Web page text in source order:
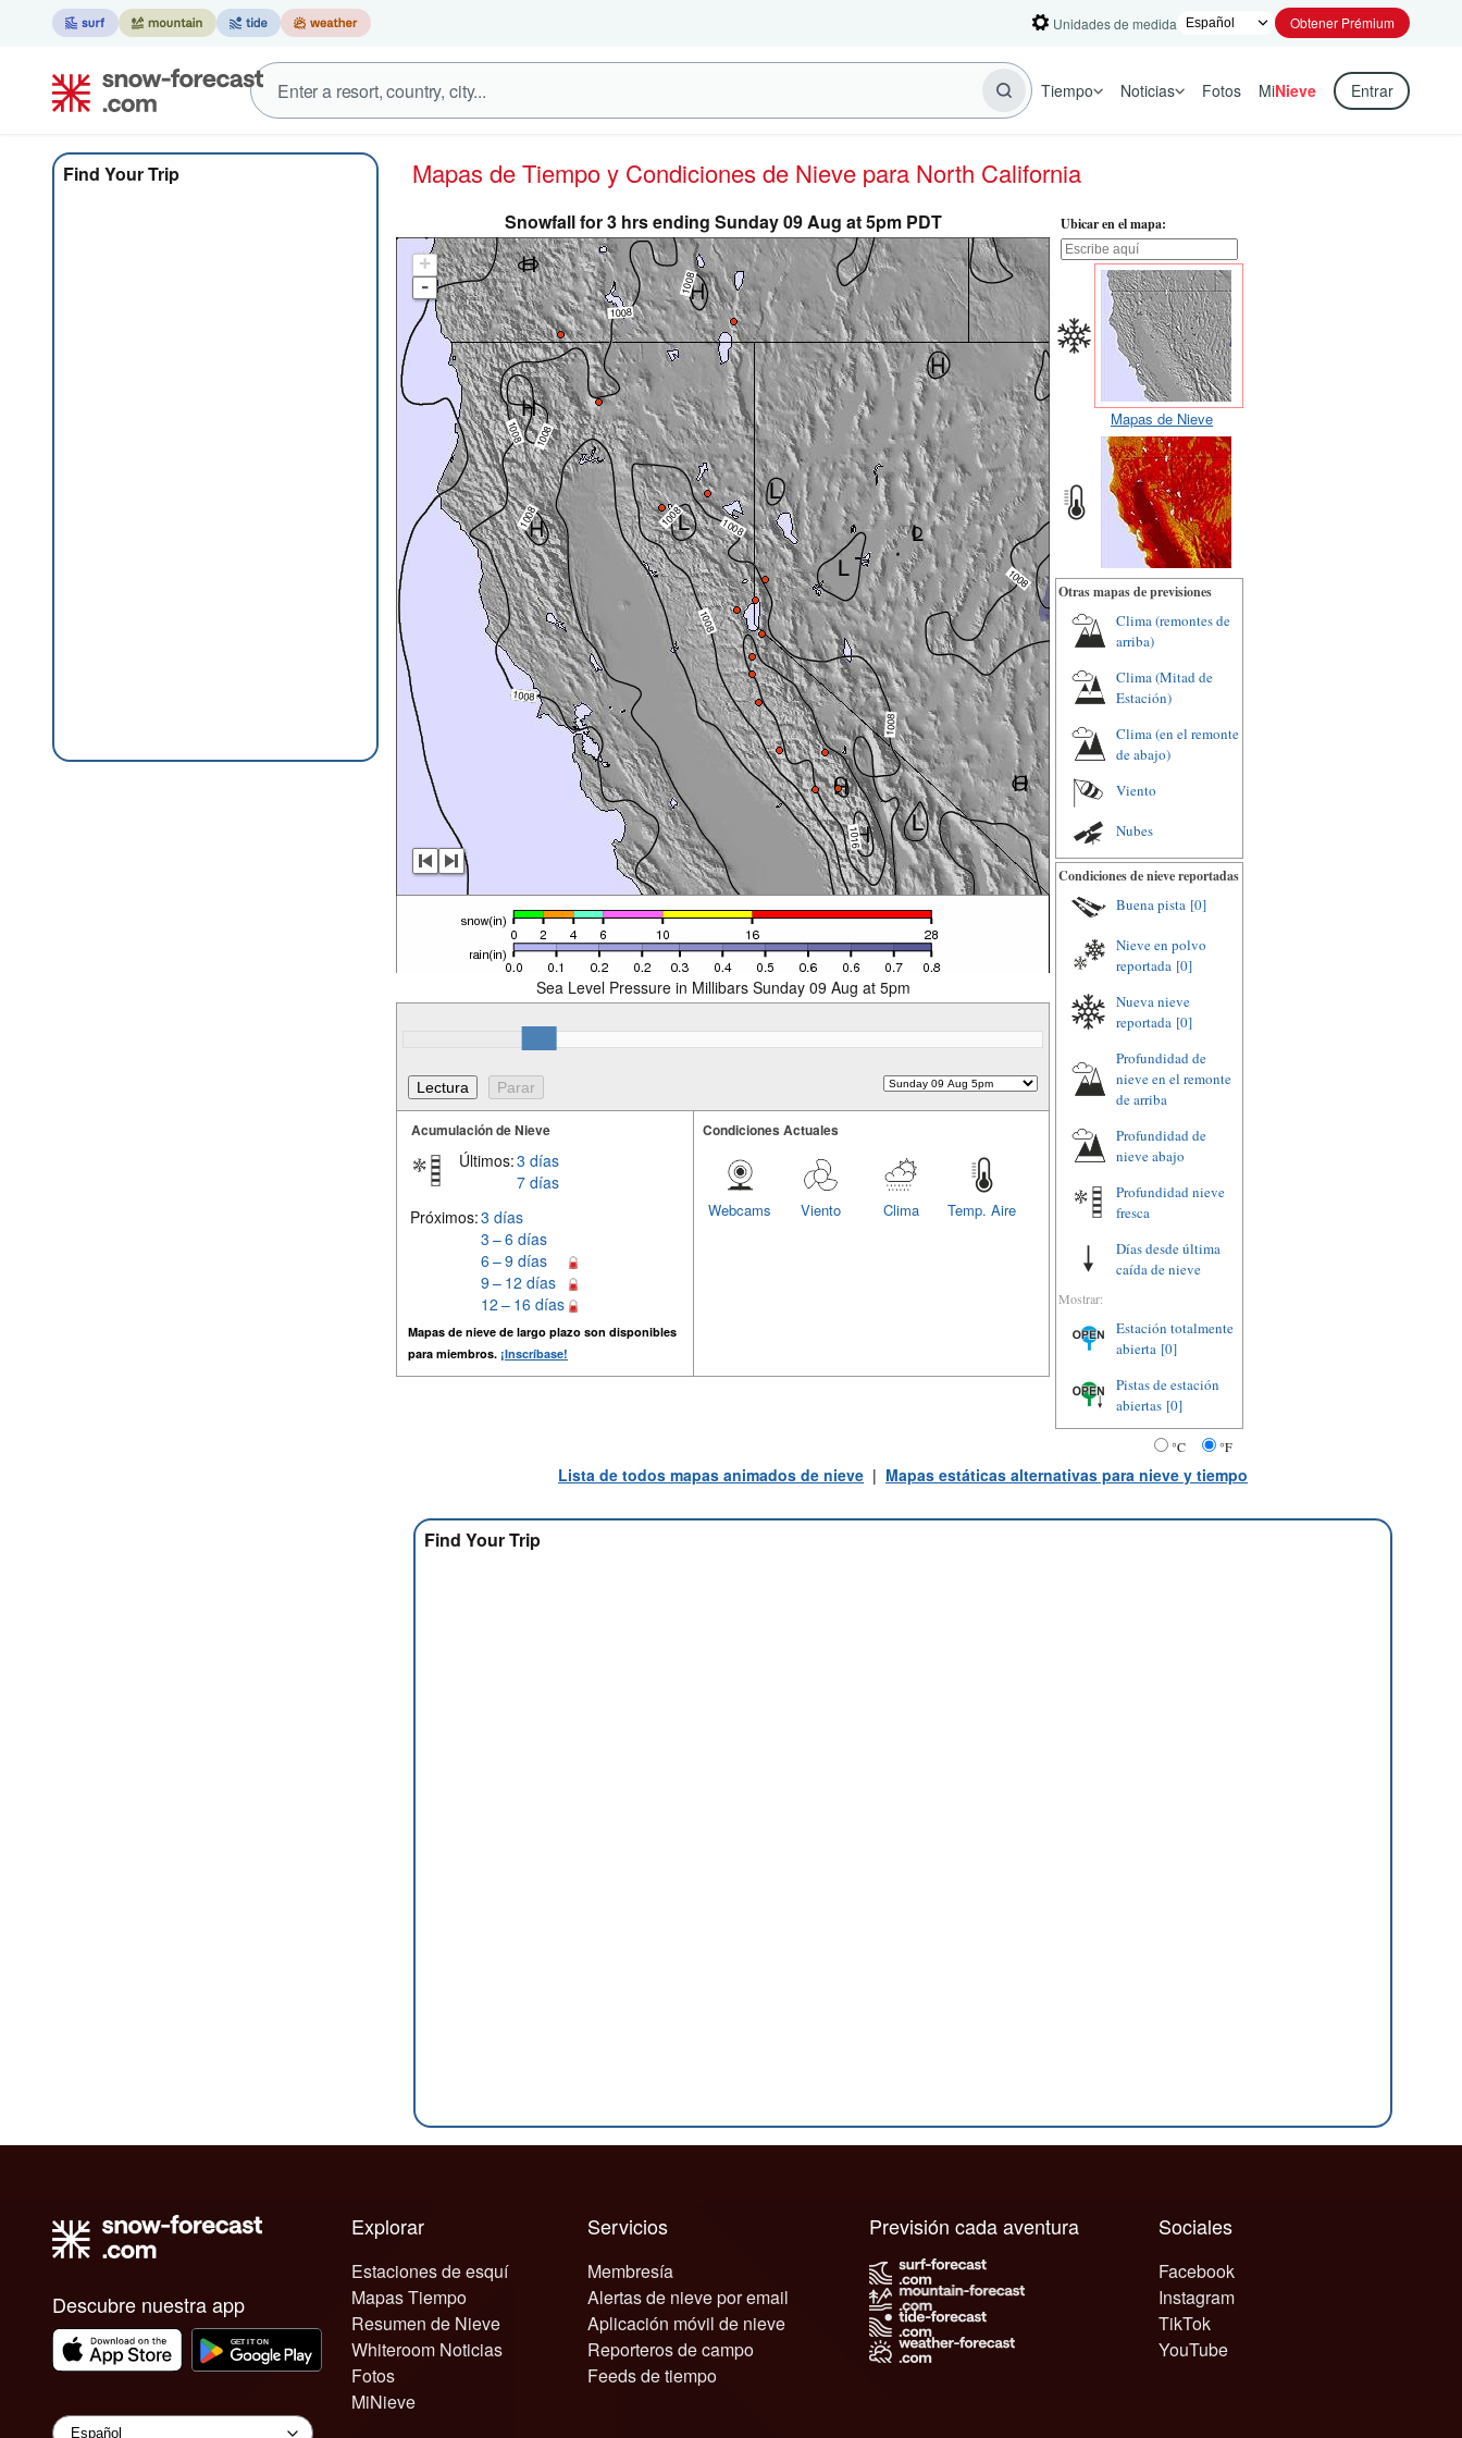
Unidades de medida Obtener Prémium
Tiempo Noticias Fotos MiNieve Entrar
Find Your Trip Mapas de Tiempo y Condiciones de Nieve para North California
Snowfall for 3 hrs ending Sunday 09 Aug at 5pm PDT
+
-
Sea Level Pressure in Millibars Sunday 09 Aug at 5pm
Acumulación de Nieve
Últimos:3 días
7 días
Próximos:3 días
3 – 6 días
6 – 9 días
9 – 12 días
12 – 16 días
Mapas de nieve de largo plazo son disponibles
para miembros. ¡Inscríbase!
Condiciones Actuales
Temp. Aire
Clima
Viento
Webcams
Ubicar en el mapa:
Mapas de Nieve
Otras mapas de previsiones
Clima (remontes de
arriba)
Clima (Mitad de
Estación)
Clima (en el remonte
de abajo)
Viento
Nubes
Condiciones de nieve reportadas
Buena pista [0]
Nieve en polvo
reportada [0]
Nueva nieve
reportada [0]
Profundidad de
nieve en el remonte
de arriba
Profundidad de
nieve abajo
Profundidad nieve
fresca
Días desde última
caída de nieve
Mostrar:
Estación totalmente
abierta [0]
Pistas de estación
abiertas [0]
°C °F
Lista de todos mapas animados de nieve | Mapas estáticas alternativas para nieve y tiempo
Find Your Trip
Descubre nuestra app
Explorar
Estaciones de esquí
Mapas Tiempo
Resumen de Nieve
Whiteroom Noticias
Fotos
MiNieve
Servicios
Membresía
Alertas de nieve por email
Aplicación móvil de nieve
Reporteros de campo
Feeds de tiempo
Sociales
Facebook
Instagram
TikTok
YouTube
Previsión cada aventura